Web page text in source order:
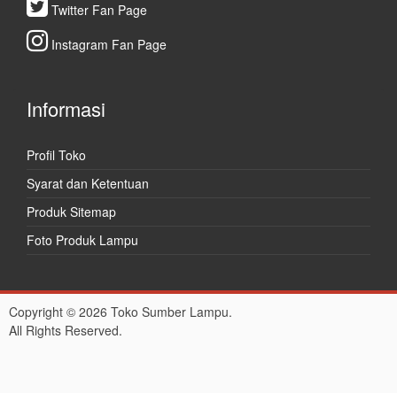
Twitter Fan Page
Instagram Fan Page
Informasi
Profil Toko
Syarat dan Ketentuan
Produk Sitemap
Foto Produk Lampu
Copyright © 2026 Toko Sumber Lampu.
All Rights Reserved.